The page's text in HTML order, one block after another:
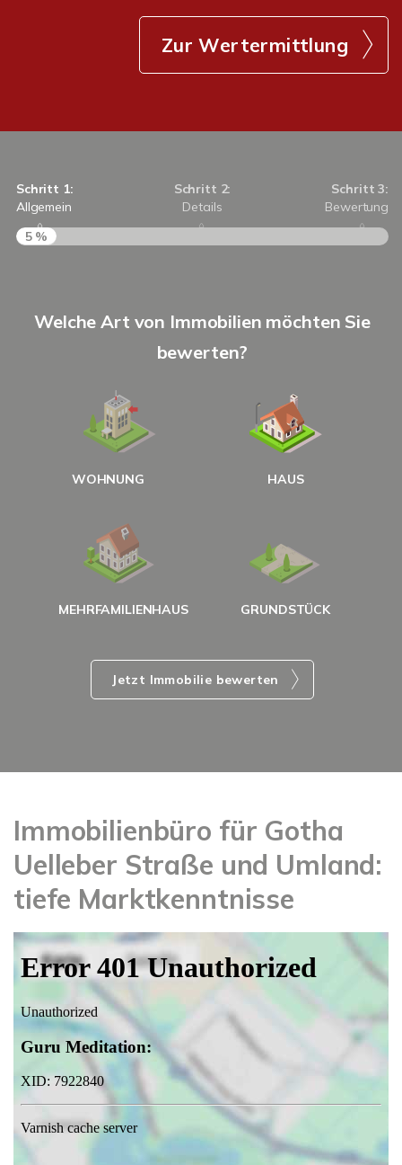
Zur Wertermittlung
Schritt 1:
Allgemein
Schritt 2:
Details
Schritt 3:
Bewertung
5 %
Welche Art von Immobilien möchten Sie
bewerten?
WOHNUNG HAUS
MEHRFAMILIENHAUS GRUNDSTÜCK
Jetzt Immobilie bewerten
Immobilienbüro für Gotha
Uelleber Straße und Umland:
tiefe Marktkenntnisse